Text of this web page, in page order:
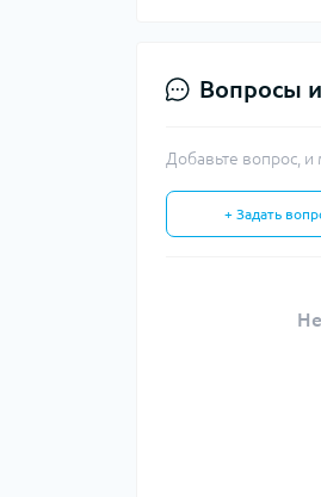
Вопросы
Добавьте вопрос,
+ Задать